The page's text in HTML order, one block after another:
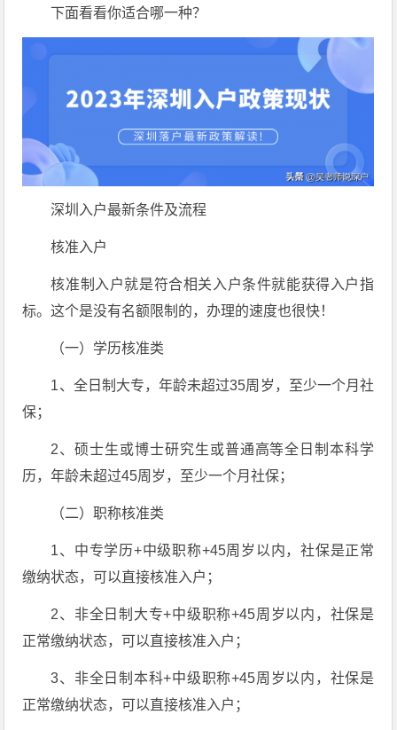
下面看看你适合哪一种？
深圳入户最新条件及流程
核准入户
核准制入户就是符合相关入户条件就能获得入户指
标。这个是没有名额限制的，办理的速度也很快！
（一）学历核准类
1、全日制大专，年龄未超过35周岁，至少一个月社
保；
2、硕士生或博士研究生或普通高等全日制本科学
历，年龄未超过45周岁，至少一个月社保；
（二）职称核准类
1、中专学历+中级职称+45周岁以内，社保是正常
缴纳状态，可以直接核准入户；
2、非全日制大专+中级职称+45周岁以内，社保是
正常缴纳状态，可以直接核准入户；
3、非全日制本科+中级职称+45周岁以内，社保是
正常缴纳状态，可以直接核准入户；